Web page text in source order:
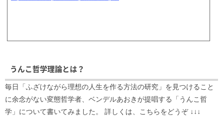
うんこ哲学理論とは？
毎日「ふざけながら理想の人生を作る方法の研究」を見つけること
に余念がない変態哲学者、ベンデルあおきが提唱する「うんこ哲
学」について書いてみました。 詳しくは、こちらをどうぞ ↓↓↓